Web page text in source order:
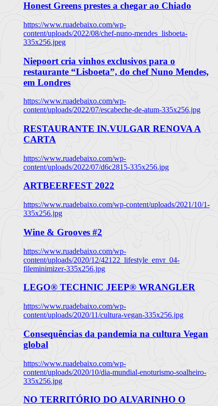
Honest Greens prestes a chegar ao Chiado
https://www.ruadebaixo.com/wp-
content/uploads/2022/08/chef-nuno-mendes_lisboeta-
335x256.jpeg
Niepoort cria vinhos exclusivos para o
restaurante “Lisboeta”, do chef Nuno Mendes,
em Londres
https://www.ruadebaixo.com/wp-
content/uploads/2022/07/escabeche-de-atum-335x256.jpg
RESTAURANTE IN.VULGAR RENOVA A
CARTA
https://www.ruadebaixo.com/wp-
content/uploads/2022/07/d6c2815-335x256.jpg
ARTBEERFEST 2022
https://www.ruadebaixo.com/wp-content/uploads/2021/10/1-
335x256.jpg
Wine & Grooves #2
https://www.ruadebaixo.com/wp-
content/uploads/2020/12/42122_lifestyle_envr_04-
fileminimizer-335x256.jpg
LEGO® TECHNIC JEEP® WRANGLER
https://www.ruadebaixo.com/wp-
content/uploads/2020/11/cultura-vegan-335x256.jpg
Consequências da pandemia na cultura Vegan
global
https://www.ruadebaixo.com/wp-
content/uploads/2020/10/dia-mundial-enoturismo-soalheiro-
335x256.jpg
NO TERRITÓRIO DO ALVARINHO O